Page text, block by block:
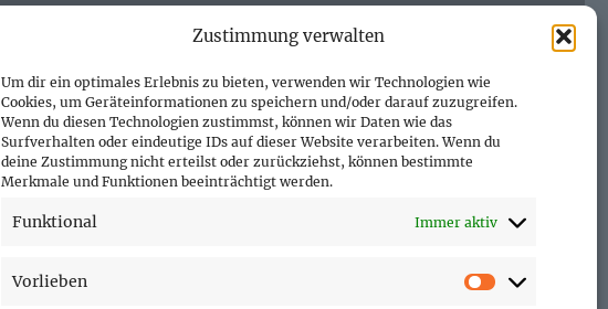
Zustimmung verwalten
Um dir ein optimales Erlebnis zu bieten, verwenden wir Technologien wie
Cookies, um Geräteinformationen zu speichern und/oder darauf zuzugreifen.
Wenn du diesen Technologien zustimmst, können wir Daten wie das
Surfverhalten oder eindeutige IDs auf dieser Website verarbeiten. Wenn du
deine Zustimmung nicht erteilst oder zurückziehst, können bestimmte
Merkmale und Funktionen beeinträchtigt werden.
Funktional Immer aktiv
Vorlieben